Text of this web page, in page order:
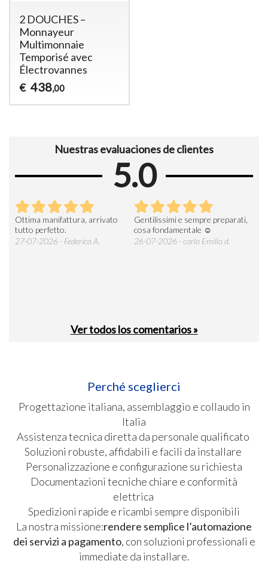
2 DOUCHES –
Monnayeur
Multimonnaie
Temporisé avec
Électrovannes
€ 438,00
Nuestras evaluaciones de clientes
5.0
Gentilissimi e sempre preparati,
cosa fondamentale ☺️
26-07-2026 - carlo Emilio d.
Tutto regolare .persone
gentilissime e consegna veloce
26-07-2026 - mac3cpservice
Ver todos los comentarios »
Perché sceglierci
Progettazione italiana, assemblaggio e collaudo in
Italia
Assistenza tecnica diretta da personale qualificato
Soluzioni robuste, affidabili e facili da installare
Personalizzazione e configurazione su richiesta
Documentazioni tecniche chiare e conformità
elettrica
Spedizioni rapide e ricambi sempre disponibili
La nostra missione:rendere semplice l’automazione
dei servizi a pagamento, con soluzioni professionali e
immediate da installare.